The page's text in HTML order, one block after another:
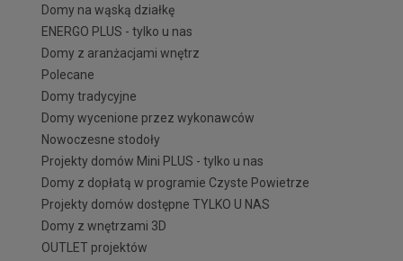
Domy na wąską działkę
ENERGO PLUS - tylko u nas
Domy z aranżacjami wnętrz
Polecane
Domy tradycyjne
Domy wycenione przez wykonawców
Nowoczesne stodoły
Projekty domów Mini PLUS - tylko u nas
Domy z dopłatą w programie Czyste Powietrze
Projekty domów dostępne TYLKO U NAS
Domy z wnętrzami 3D
OUTLET projektów